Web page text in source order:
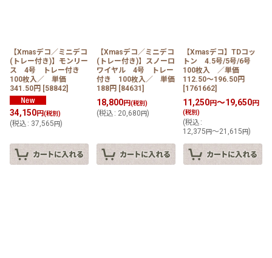
【Xmasデコ／ミニデコ
(トレー付き)】モンリー
ス 4号 トレー付き
100枚入／ 単価
341.50円 [58842]
34,150円(税別)
(税込 : 37,565 円)
【Xmasデコ／ミニデコ
(トレー付き)】スノーロ
ワイヤル 4号 トレー
付き 100枚入／ 単価
188円 [84631 ]
18,800円(税別)
(税込 : 20,680 円)
【Xmasデコ】TDコッ
トン 4.5号/5号/6号
100枚入 ／単価
112.50〜196.50円
[1761662]
11,250円～19,650円
(税別)
(税込 :
12,375円～21,615円)